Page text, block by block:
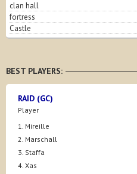
clan hall
fortress
Castle
BEST PLAYERS:
RAID (GC)
Player
1. Mireille
2. Marschall
3. Staffa
4. Xas